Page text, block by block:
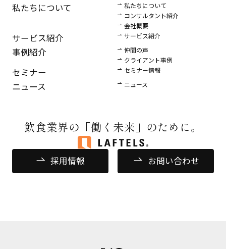
飲食業界の 「働く未来」のために。
私たちについて
私たちについて
コンサルタント紹介
会社概要
サービス紹介 サービス紹介
事例紹介
仲間の声
クライアント事例
セミナー セミナー情報
ニュース ニュース
採用情報 お問い合わせ